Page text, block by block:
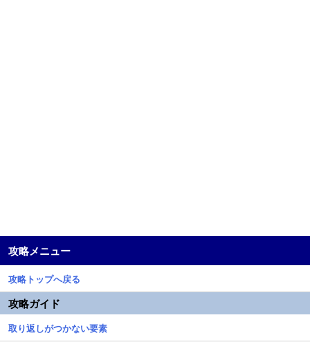
攻略メニュー
攻略トップへ戻る
攻略ガイド
取り返しがつかない要素